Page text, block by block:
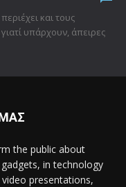
και τους
υπάρχουν, άπειρες
the public about
in technology
presentations,